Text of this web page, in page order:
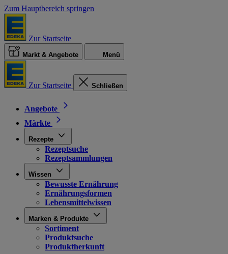
Zum Hauptbereich springen
Zur Startseite
Markt & Angebote Menü
Zur Startseite Schließen
Angebote
Märkte
Rezepte
Rezeptsuche
Rezeptsammlungen
Wissen
Bewusste Ernährung
Ernährungsformen
Lebensmittelwissen
Marken & Produkte
Sortiment
Produktsuche
Produktherkunft